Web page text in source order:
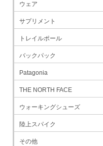
ウェア
サプリメント
トレイルポール
バックパック
Patagonia
THE NORTH FACE
ウォーキングシューズ
陸上スパイク
その他